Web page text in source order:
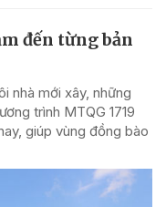
đến từng bản
nhà mới xây, những
trình MTQG 1719
giúp vùng đồng bào